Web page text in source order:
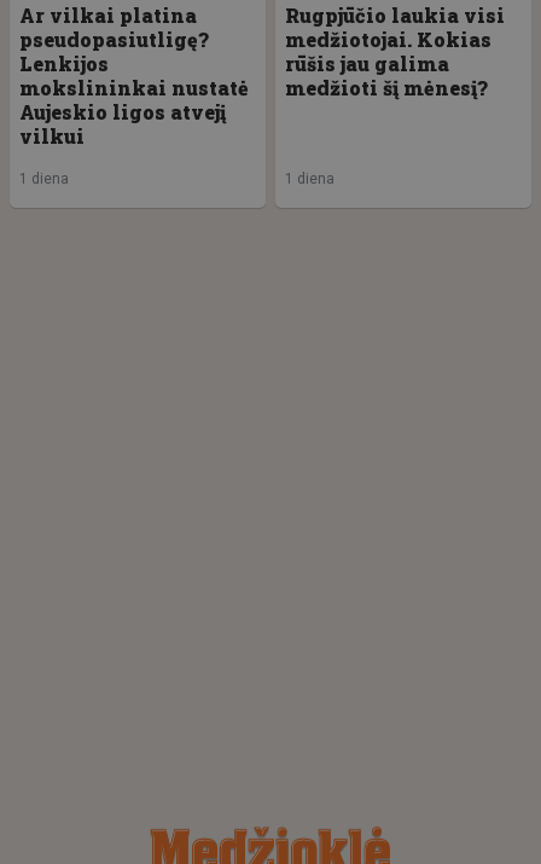
Ar vilkai platina
pseudopasiutligę?
Lenkijos
mokslininkai nustatė
Aujeskio ligos atvejį
vilkui
1 diena
Rugpjūčio laukia visi
medžiotojai. Kokias
rūšis jau galima
medžioti šį mėnesį?
1 diena